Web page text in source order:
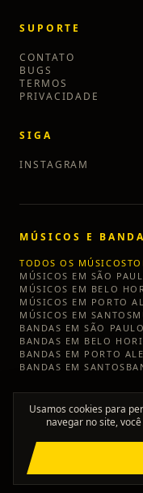
SUPORTE
CONTATO
BUGS
TERMOS
PRIVACIDADE
SIGA
INSTAGRAM
MÚSICOS E
TODOS OS MÚSICOS
MÚSICOS EM SÃO
MÚSICOS EM BELO
MÚSICOS EM PORTO
MÚSICOS EM SANTOS
BANDAS EMSÃO PAULO
BANDAS EM BELO
BANDAS EM PORTO
BANDAS EMSANTOS
2026TÔ SEM
Usamos cookies para
navegar no site,